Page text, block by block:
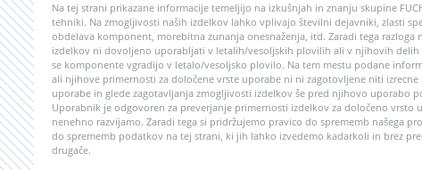
Na tej strani prikazane informacije temeljijo na izkušnjah in znanju skupine
tehniki. Na zmogljivosti naših izdelkov lahko vplivajo številni dejavniki, zlasti
obdelava komponent, morebitna zunanja onesnaženja, itd. Zaradi tega
izdelkov ni dovoljeno uporabljati v letalih/vesoljskih plovilih ali v njihovih delih
se komponente vgradijo v letalo/vesoljsko plovilo. Na tem mestu podane
ali njihove primernosti za določene vrste uporabe ni ni zagotovljene niti
uporabe in glede zagotavljanja zmogljivosti izdelkov še pred njihovo uporabo
Uporabnik je odgovoren za preverjanje primernosti izdelkov za določeno
nenehno razvijamo. Zaradi tega si pridržujemo pravico do sprememb našega
do sprememb podatkov na tej strani, ki jih lahko izvedemo kadarkoli in brez
drugače.